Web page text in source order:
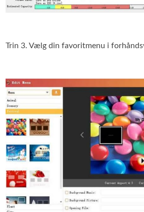
Trin 3. Vælg din favoritmenu i